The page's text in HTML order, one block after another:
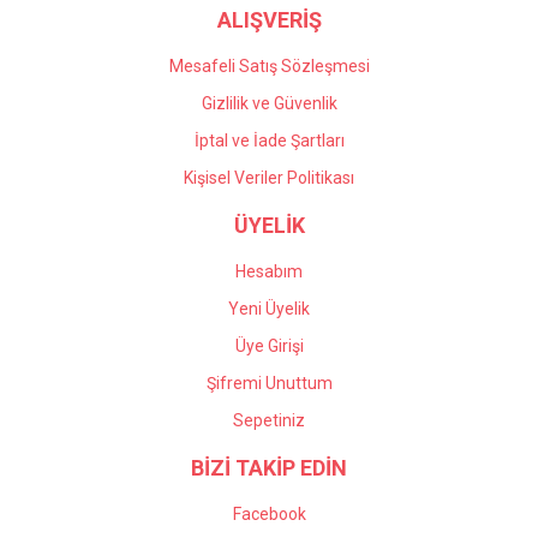
ALIŞVERİŞ
Mesafeli Satış Sözleşmesi
Gizlilik ve Güvenlik
İptal ve İade Şartları
Kişisel Veriler Politikası
ÜYELİK
Hesabım
Yeni Üyelik
Üye Girişi
Şifremi Unuttum
Sepetiniz
BİZİ TAKİP EDİN
Facebook